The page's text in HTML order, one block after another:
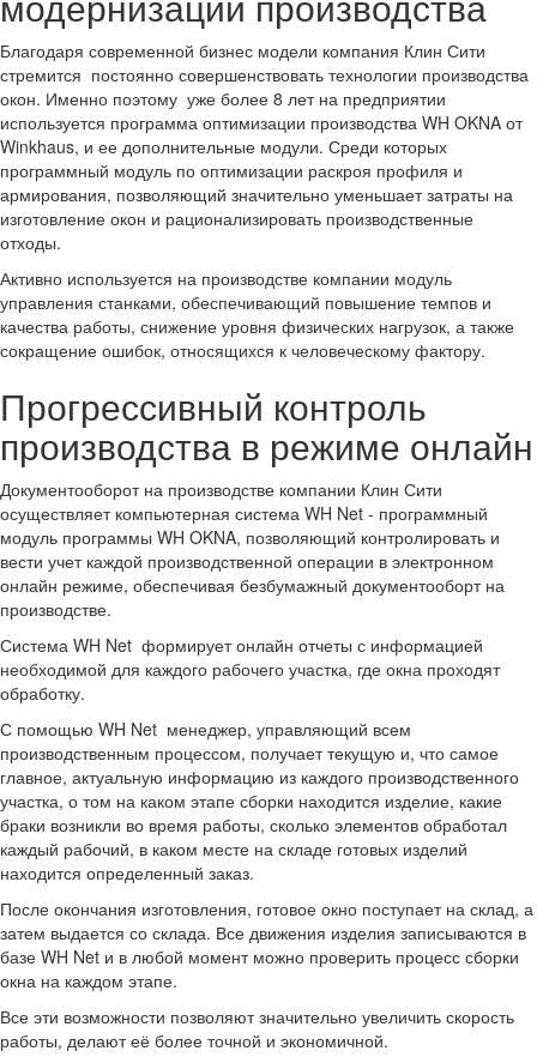
Благодаря современной бизнес модели компания Клин Сити
стремится постоянно совершенствовать технологии производства
окон. Именно поэтому уже более 8 лет на предприятии
используется программа оптимизации производства WH OKNA от
Winkhaus, и ее дополнительные модули. Среди которых
программный модуль по оптимизации раскроя профиля и
армирования, позволяющий значительно уменьшает затраты на
изготовление окон и рационализировать производственные
отходы.
Активно используется на производстве компании модуль
управления станками, обеспечивающий повышение темпов и
качества работы, снижение уровня физических нагрузок, а также
сокращение ошибок, относящихся к человеческому фактору.
Прогрессивный контроль
производства в режиме онлайн
Документооборот на производстве компании Клин Сити
осуществляет компьютерная система WH Net - программный
модуль программы WH OKNA, позволяющий контролировать и
вести учет каждой производственной операции в электронном
онлайн режиме, обеспечивая безбумажный документооборт на
производстве.
Система WH Net формирует онлайн отчеты с информацией
необходимой для каждого рабочего участка, где окна проходят
обработку.
С помощью WH Net менеджер, управляющий всем
производственным процессом, получает текущую и, что самое
главное, актуальную информацию из каждого производственного
участка, о том на каком этапе сборки находится изделие, какие
браки возникли во время работы, сколько элементов обработал
каждый рабочий, в каком месте на складе готовых изделий
находится определенный заказ.
После окончания изготовления, готовое окно поступает на склад, а
затем выдается со склада. Все движения изделия записываются в
базе WH Net и в любой момент можно проверить процесс сборки
окна на каждом этапе.
Все эти возможности позволяют значительно увеличить скорость
работы, делают её более точной и экономичной.